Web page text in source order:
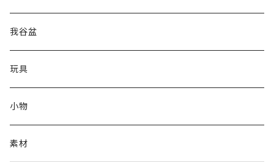
我谷盆
玩具
小物
素材